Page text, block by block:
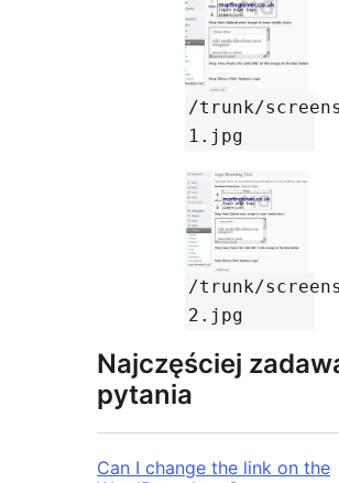
/trunk/
1.jpg
/trunk/
2.jpg
Najczęściej
pytania
Can I change the link on the